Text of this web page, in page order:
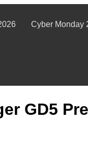
Cyber Monday
GD5